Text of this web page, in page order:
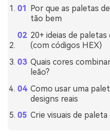
Por que as paletas
tão bem
20+ ideias de
(com códigos HEX)
Quais cores
leão?
Como usar uma
designs reais
Crie visuais de